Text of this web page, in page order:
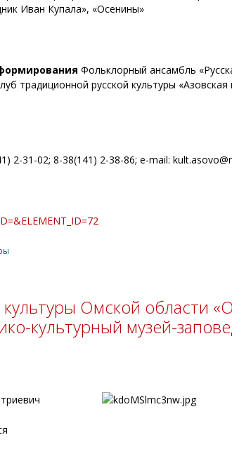
Иван Купала», «Осенины»
Фольклорный ансамбль
традиционной русской культуры «Азовская
2-31-02; 8-38(141) 2-38-86; e-mail:
Омской области
культурный музей-